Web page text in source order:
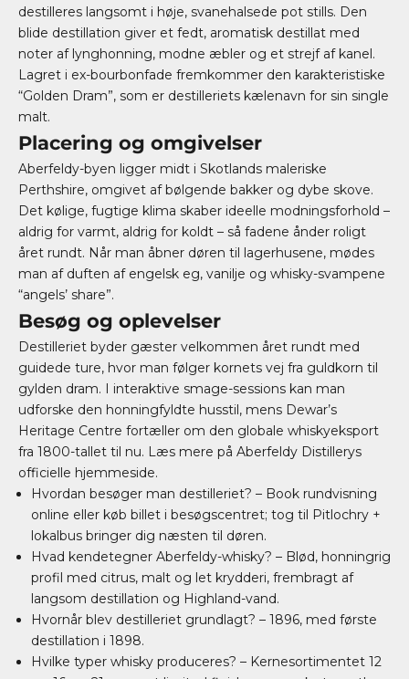
destilleres langsomt i høje, svanehalsede pot stills. Den
blide destillation giver et fedt, aromatisk destillat med
noter af lynghonning, modne æbler og et strejf af kanel.
Lagret i ex-bourbonfade fremkommer den karakteristiske
“Golden Dram”, som er destilleriets kælenavn for sin single
malt.
Placering og omgivelser
Aberfeldy-byen ligger midt i Skotlands maleriske
Perthshire, omgivet af bølgende bakker og dybe skove.
Det kølige, fugtige klima skaber ideelle modningsforhold –
aldrig for varmt, aldrig for koldt – så fadene ånder roligt
året rundt. Når man åbner døren til lagerhusene, mødes
man af duften af engelsk eg, vanilje og whisky-svampene
“angels’ share”.
Besøg og oplevelser
Destilleriet byder gæster velkommen året rundt med
guidede ture, hvor man følger kornets vej fra guldkorn til
gylden dram. I interaktive smage-sessions kan man
udforske den honningfyldte husstil, mens Dewar’s
Heritage Centre fortæller om den globale whiskyeksport
fra 1800-tallet til nu. Læs mere på Aberfeldy Distillerys
officielle hjemmeside.
Hvordan besøger man destilleriet? – Book rundvisning
online eller køb billet i besøgscentret; tog til Pitlochry +
lokalbus bringer dig næsten til døren.
Hvad kendetegner Aberfeldy-whisky? – Blød, honningrig
profil med citrus, malt og let krydderi, frembragt af
langsom destillation og Highland-vand.
Hvornår blev destilleriet grundlagt? – 1896, med første
destillation i 1898.
Hvilke typer whisky produceres? – Kernesortimentet 12